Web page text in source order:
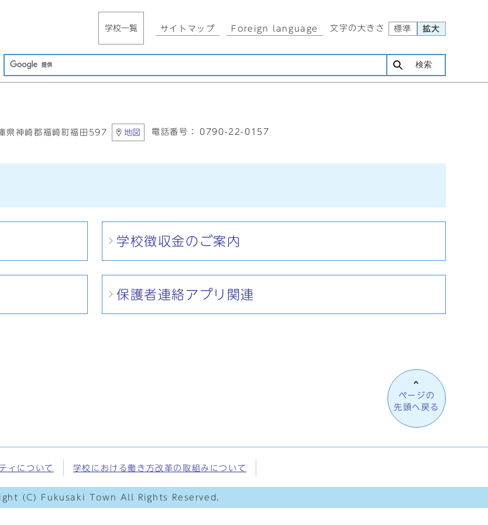
学校一覧 サイトマップ Foreign language 文字の大きさ 標準 拡大
検索
神崎郡福崎町福田597 地図 電話番号： 0790-22-0157
学校徴収金のご案内
保護者連絡アプリ関連
ページの
先頭へ戻る
ィについて 学校における働き方改革の取組みについて
(C) Fukusaki Town All Rights Reserved.